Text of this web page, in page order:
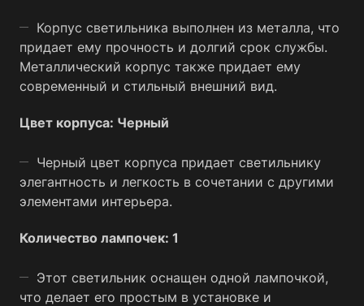
Корпус светильника выполнен из металла, что
придает ему прочность и долгий срок службы.
Металлический корпус также придает ему
современный и стильный внешний вид.
Цвет корпуса: Черный
Черный цвет корпуса придает светильнику
элегантность и легкость в сочетании с другими
элементами интерьера.
Количество лампочек: 1
Этот светильник оснащен одной лампочкой,
что делает его простым в установке и